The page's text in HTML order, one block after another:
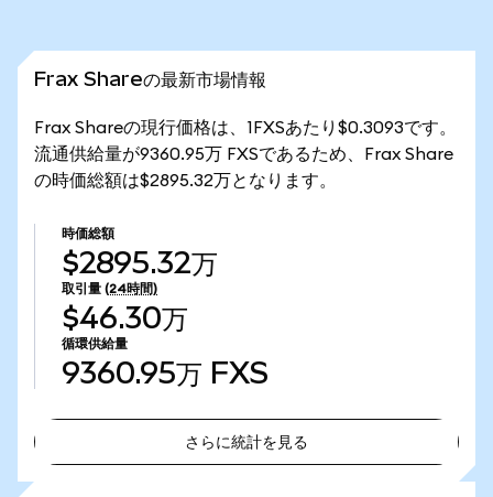
Frax Shareの最新市場情報
Frax Shareの現行価格は、1FXSあたり$0.3093です。
流通供給量が9360.95万 FXSであるため、Frax Share
の時価総額は$2895.32万となります。
時価総額
$2895.32万
取引量 (24時間)
$46.30万
循環供給量
9360.95万 FXS
さらに統計を見る